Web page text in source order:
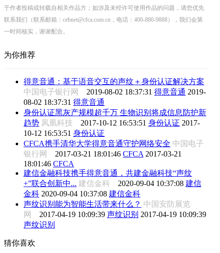
于作者投稿或转载自相关作品方；如涉及未经许可使用作品的问题，请您优先
联系我们（联系邮箱：cebnet@cfca.com.cn，电话：400-880-9888），我们会第
一时间核实，谢谢配合。
为你推荐
得意音通：基于语音交互的声纹＋身份认证解决方案
中国电子银行网 2019-08-02 18:37:31 得意音通 2019-
08-02 18:37:31 得意音通
身份认证黑灰产规模超千万 生物识别将成信息防护新
趋势 凤凰科技 2017-10-12 16:53:51 身份认证 2017-
10-12 16:53:51 身份认证
CFCA携手清华大学得意音通守护网络安全 中国电子
银行网 2017-03-21 18:01:46 CFCA 2017-03-21
18:01:46 CFCA
建信金融科技携手得意音通，共建金融科技“声纹
+”联合创新中... 建信金科 2020-09-04 10:37:08 建信
金科 2020-09-04 10:37:08 建信金科
声纹识别能为智能生活带来什么？ 中国安防展览
网 2017-04-19 10:09:39 声纹识别 2017-04-19 10:09:39
声纹识别
猜你喜欢